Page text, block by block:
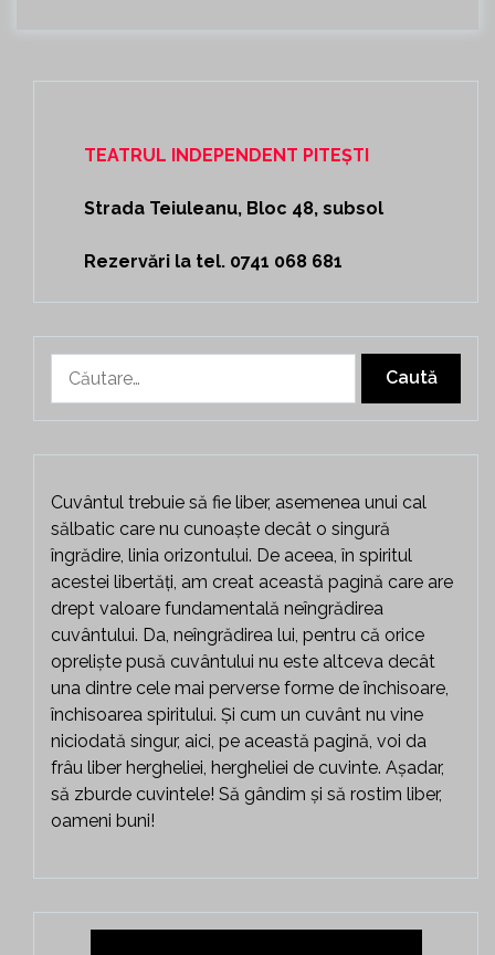
TEATRUL INDEPENDENT PITEȘTI
Strada Teiuleanu, Bloc 48, subsol
Rezervări la tel. 0741 068 681
după:
Cuvântul trebuie să fie liber, asemenea unui cal
sălbatic care nu cunoaște decât o singură
îngrădire, linia orizontului. De aceea, în spiritul
acestei libertăți, am creat această pagină care are
drept valoare fundamentală neîngrădirea
cuvântului. Da, neîngrădirea lui, pentru că orice
opreliște pusă cuvântului nu este altceva decât
una dintre cele mai perverse forme de închisoare,
închisoarea spiritului. Și cum un cuvânt nu vine
niciodată singur, aici, pe această pagină, voi da
frâu liber hergheliei, hergheliei de cuvinte. Așadar,
să zburde cuvintele! Să gândim și să rostim liber,
oameni buni!